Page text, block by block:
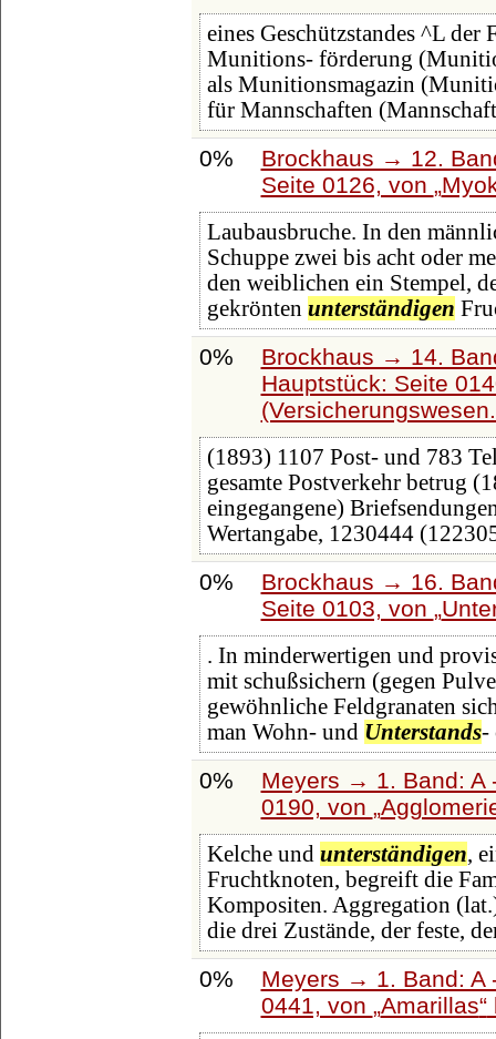
eines Geschützstandes ^L
Munitions- förderung
als Munitionsmagazin
für Mannschaften
0%
Brockhaus → 12.
Seite 0126, von
Laubausbruche. In den
Schuppe zwei bis acht oder
den weiblichen ein Stempel,
gekrönten unterständigen
0%
Brockhaus → 14.
Hauptstück: Seite
(1893) 1107 Post- und 783
gesamte Postverkehr betrug
eingegangene)
Wertangabe, 1230444
0%
Brockhaus → 16.
Seite 0103, von
. In minderwertigen und
mit schußsichern (gegen
gewöhnliche Feldgranaten
man Wohn- und Unterstands-
0%
Meyers → 1. Band: A
0190, von
Kelche und unterständigen,
Fruchtknoten, begreift die
Kompositen. Aggregation
die drei Zustände, der feste,
0%
Meyers → 1. Band: A
0441, von Amarillas